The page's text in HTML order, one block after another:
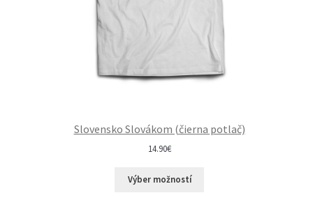
Slovensko Slovákom (čierna potlač)
14.90€
Výber možností